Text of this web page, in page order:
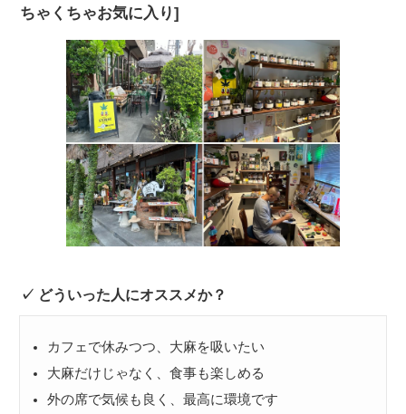
ちゃくちゃお気に入り]
どういった人にオススメか？
カフェで休みつつ、大麻を吸いたい
大麻だけじゃなく、食事も楽しめる
外の席で気候も良く、最高に環境です